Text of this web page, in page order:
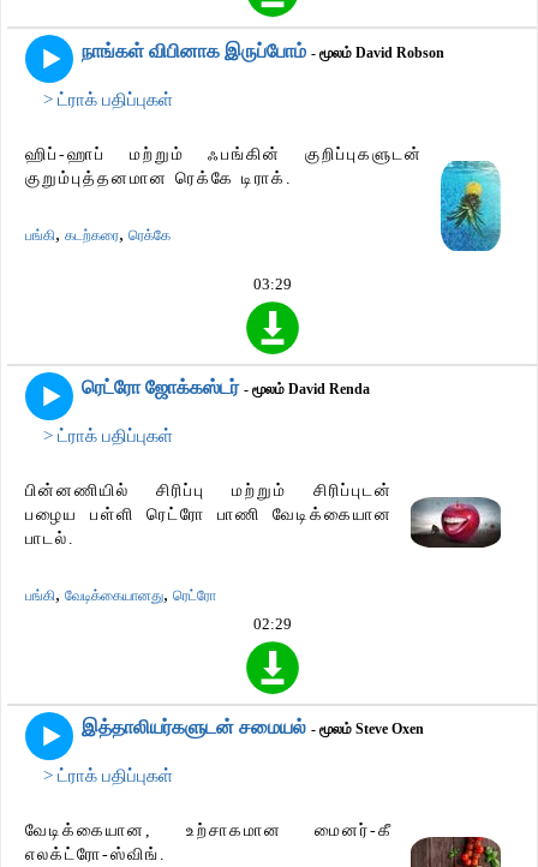
நாங்கள் விபினாக இருப்போம் - மூலம் David Robson
> ட்ராக் பதிப்புகள்
ஹிப்-ஹாப் மற்றும் ஃபங்கின் குறிப்புகளுடன்
குறும்புத்தனமான ரெக்கே டிராக்.
பங்கி, கடற்கரை, ரெக்கே
03:29
ரெட்ரோ ஜோக்கஸ்டர் - மூலம் David Renda
> ட்ராக் பதிப்புகள்
பின்னணியில் சிரிப்பு மற்றும் சிரிப்புடன்
பழைய பள்ளி ரெட்ரோ பாணி வேடிக்கையான
பாடல்.
பங்கி, வேடிக்கையானது, ரெட்ரோ
02:29
இத்தாலியர்களுடன் சமையல் - மூலம் Steve Oxen
> ட்ராக் பதிப்புகள்
வேடிக்கையான, உற்சாகமான மைனர்-கீ
எலக்ட்ரோ-ஸ்விங்.